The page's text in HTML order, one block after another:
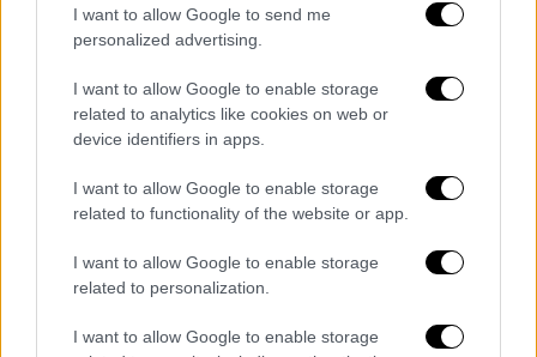
I want to allow Google to send me
personalized advertising.
I want to allow Google to enable storage
related to analytics like cookies on web or
device identifiers in apps.
I want to allow Google to enable storage
related to functionality of the website or app.
I want to allow Google to enable storage
related to personalization.
I want to allow Google to enable storage